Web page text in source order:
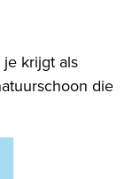
krijgt als
die